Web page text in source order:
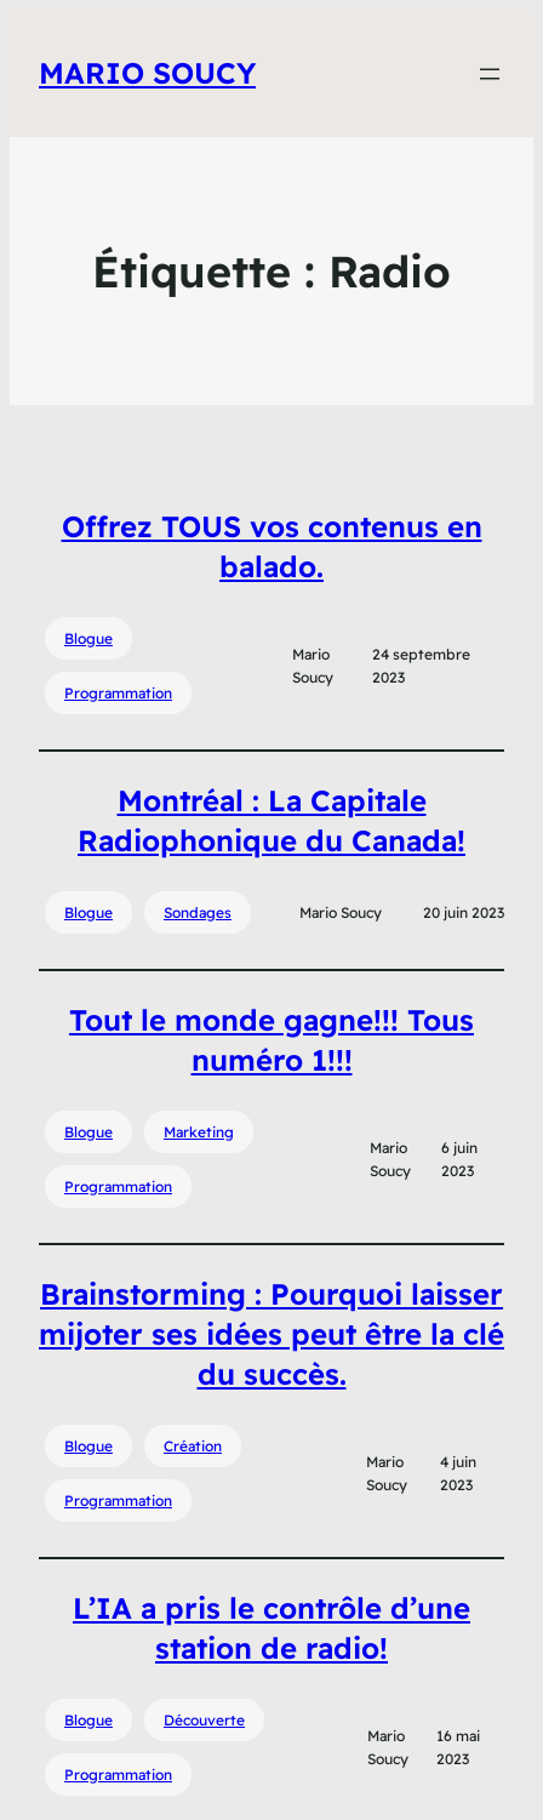
MARIO SOUCY
Étiquette : Radio
Offrez TOUS vos contenus en
balado.
Blogue
Programmation
Mario
Soucy
24 septembre
2023
Montréal : La Capitale
Radiophonique du Canada!
Blogue Sondages Mario Soucy 20 juin 2023
Tout le monde gagne!!! Tous
numéro 1!!!
Blogue Marketing
Programmation
Mario
Soucy
6 juin
2023
Brainstorming : Pourquoi laisser
mijoter ses idées peut être la clé
du succès.
Blogue Création
Programmation
Mario
Soucy
4 juin
2023
L’IA a pris le contrôle d’une
station de radio!
Blogue Découverte
Programmation
Mario
Soucy
16 mai
2023